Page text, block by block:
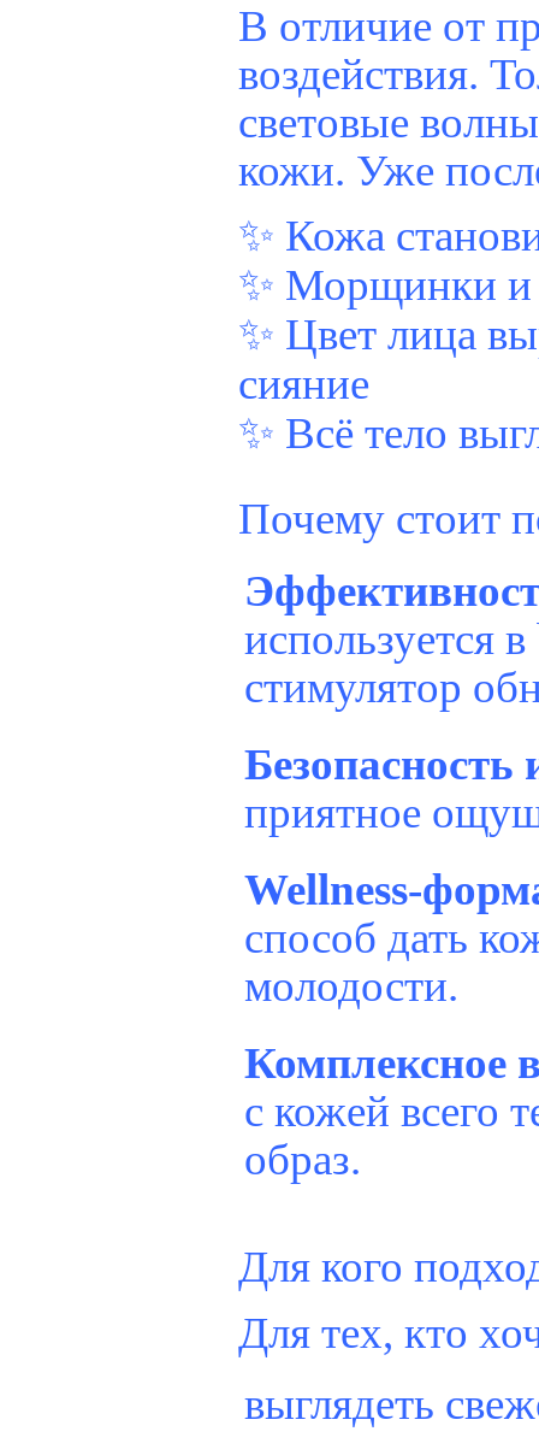
В отличие от
воздействия.
световые
кожи. Уже
✨ Кожа
✨ Морщинки и
✨ Цвет лица
сияние
✨ Всё тело
Почему стоит
используется
стимулятор
приятное
Wellness-
способ дать
молодости.
Комплексное
с кожей всего
образ.
Для кого
Для тех, кто
выглядеть